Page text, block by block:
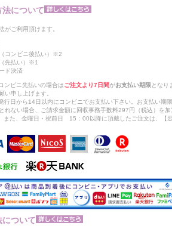
法について
がご利用頂けます。
コンビニ後払い）※2
先払い）※1
ド決済
ンビニ先払いの場合はご注文より7日間がお支払い期限 となり
い申し上げます。
行日から14日以内にコンビニでお支払い下さい。お支払い期
れない場合、ご請求金額に回収事務手数料297円（税込）を
また、金曜日・祝前日 15：00以降に頂戴したご注文は、【
ついて